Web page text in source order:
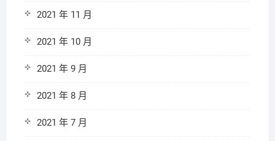
2021 年 11 月
2021 年 10 月
2021 年 9 月
2021 年 8 月
2021 年 7 月